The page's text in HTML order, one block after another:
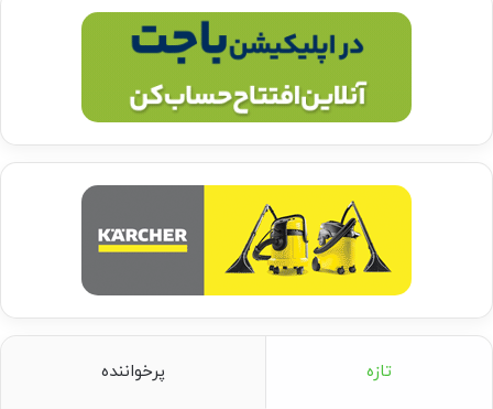
تازه پرخواننده